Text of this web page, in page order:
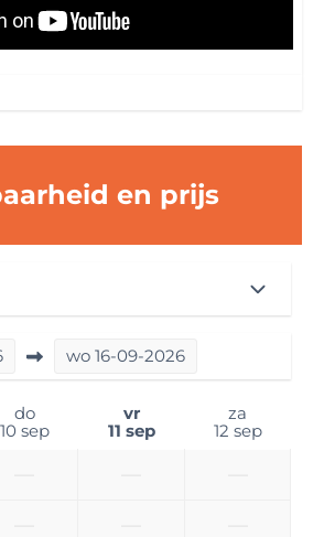
2 lengtebedden met
slaapplek (cm): 192
Hefbed
slaapplek (cm): 206
slaapplek (cm): 143
: Nee
2,1 m
en prijs
wo 16-09-2026
do
10 sep
vr
11 sep
za
12 sep